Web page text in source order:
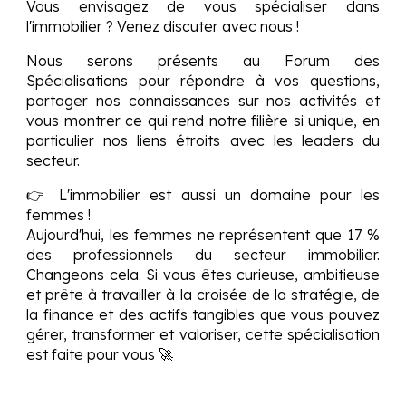
Vous envisagez de vous spécialiser dans
l'immobilier ? Venez discuter avec nous !
Nous serons présents au Forum des
Spécialisations pour répondre à vos questions,
partager nos connaissances sur nos activités et
vous montrer ce qui rend notre filière si unique, en
particulier nos liens étroits avec les leaders du
secteur.
👉 L'immobilier est aussi un domaine pour les
femmes !
Aujourd'hui, les femmes ne représentent que 17 %
des professionnels du secteur immobilier.
Changeons cela. Si vous êtes curieuse, ambitieuse
et prête à travailler à la croisée de la stratégie, de
la finance et des actifs tangibles que vous pouvez
gérer, transformer et valoriser, cette spécialisation
est faite pour vous 🚀